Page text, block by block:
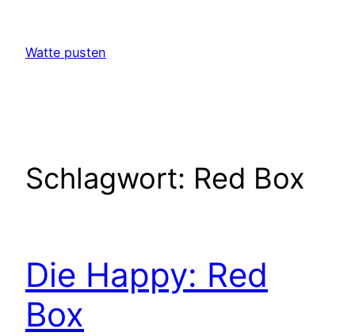
springen
Watte pusten
Schlagwort: Red Box
Die Happy: Red
Box